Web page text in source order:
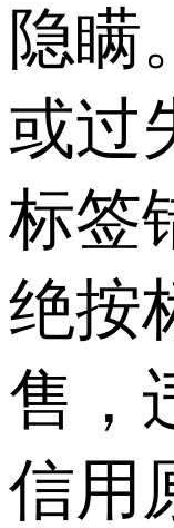
隐瞒
或过
标签
绝按
售，
信用